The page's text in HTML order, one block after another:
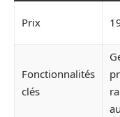
Prix
Fonctionnalités
clés